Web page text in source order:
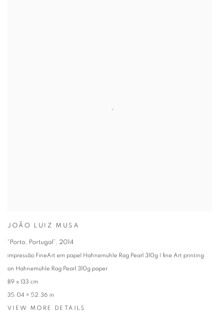
JOÃO LUIZ MUSA
“Porto, Portugal”, 2014
impressão FineArt em papel Hahnemühle Rag Pearl 310g | fine Art printing
on Hahnemühle Rag Pearl 310g paper
89 x 133 cm
35.04 × 52.36 in
VIEW MORE DETAILS